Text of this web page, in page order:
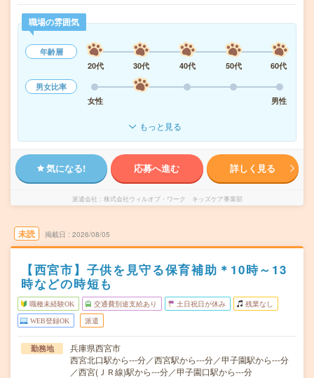
職場の雰囲気
年齢層
20代
30代 40代 50代
60代
男女比率
女性
男性
もっと見る
気になる! 応募へ進む 詳しく見る
派遣会社 株式会社ウィルオブ・ワーク キッズケア事業部
未読 掲載日 2026/08/05
【西宮市】子供を見守る保育補助＊10時～13
時などの時短も
職種未経験OK 交通費別途支給あり 土日祝日が休み 残業なし
WEB登録OK 派遣
勤務地
兵庫県西宮市
西宮北口駅から---分／西宮駅から---分／甲子園駅から---分
／西宮(ＪＲ線)駅から---分／甲子園口駅から---分